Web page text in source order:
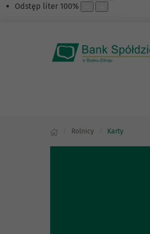
Odstęp liter 100%
Rolnicy Karty